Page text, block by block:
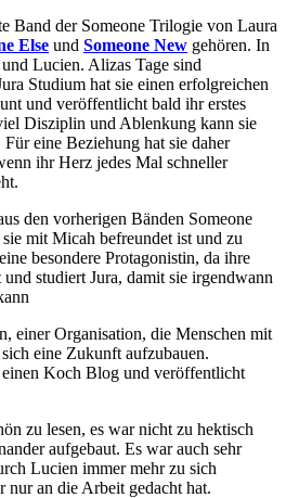
Band der Someone Trilogie von Laura
Else und Someone New gehören. In
Lucien. Alizas Tage sind
Studium hat sie einen erfolgreichen
und veröffentlicht bald ihr erstes
Disziplin und Ablenkung kann sie
eine Beziehung hat sie daher
ihr Herz jedes Mal schneller
den vorherigen Bänden Someone
mit Micah befreundet ist und zu
besondere Protagonistin, da ihre
studiert Jura, damit sie irgendwann
einer Organisation, die Menschen mit
eine Zukunft aufzubauen.
Koch Blog und veröffentlicht
zu lesen, es war nicht zu hektisch
aufgebaut. Es war auch sehr
Lucien immer mehr zu sich
nur an die Arbeit gedacht hat.